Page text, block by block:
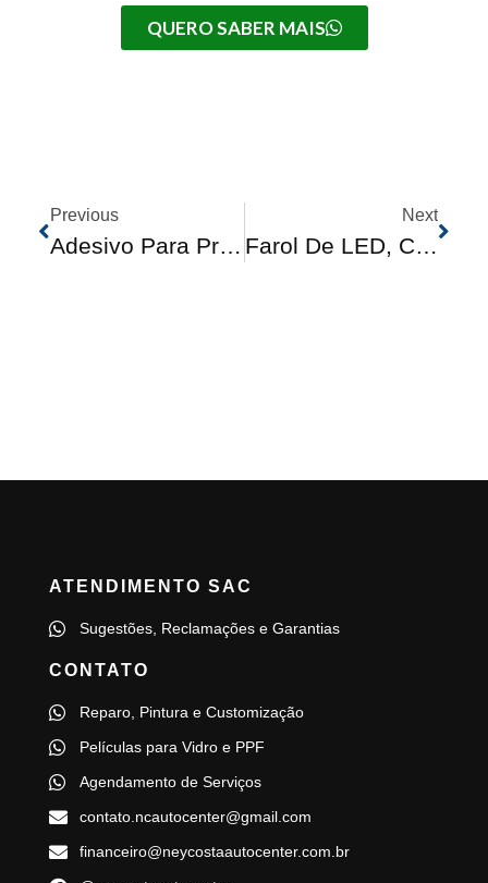
QUERO SABER MAIS
Previous
Adesivo Para Proteger A Pintura: Você Conhece?
Next
Farol De LED, Como Funciona
ATENDIMENTO SAC
Sugestões, Reclamações e Garantias
CONTATO
Reparo, Pintura e Customização
Películas para Vidro e PPF
Agendamento de Serviços
contato.ncautocenter@gmail.com
financeiro@neycostaautocenter.com.br